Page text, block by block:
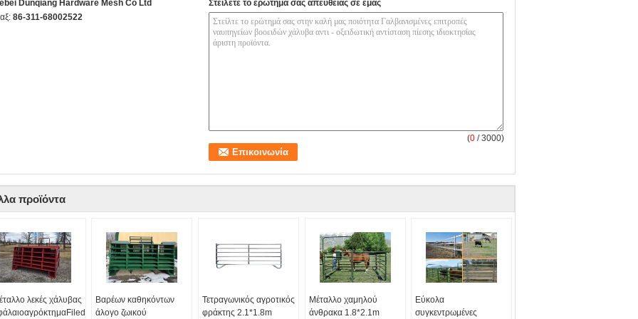
Dunqiang Hardware Mesh Co Ltd
86-311-68002522
Στείλετε το ερώτημά σας απευθείας σε εμάς
(0 / 3000)
προϊόντα
λεκές χάλυβας
Βαρέων καθηκόντων
άλογο ζωικού
Τετραγωνικός αγροτικός
φράκτης 2.1*1.8m
Μέταλλο χαμηλού
άνθρακα 1.8*2.1m
Εύκολα
συγκεντρωμένες